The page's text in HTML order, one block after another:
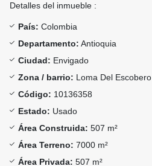
Detalles del inmueble :
País: Colombia
Departamento: Antioquia
Ciudad: Envigado
Zona / barrio: Loma Del Escobero
Código: 10136358
Estado: Usado
Área Construida: 507 m²
Área Terreno: 7000 m²
Área Privada: 507 m²